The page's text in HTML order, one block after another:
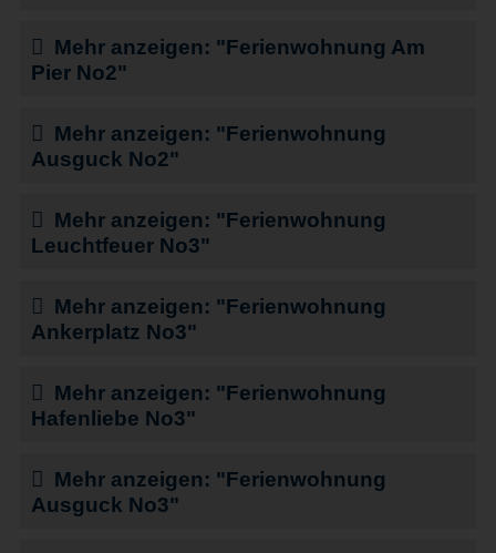
Mehr anzeigen: "Ferienwohnung Am
Pier No2"
Mehr anzeigen: "Ferienwohnung
Ausguck No2"
Mehr anzeigen: "Ferienwohnung
Leuchtfeuer No3"
Mehr anzeigen: "Ferienwohnung
Ankerplatz No3"
Mehr anzeigen: "Ferienwohnung
Hafenliebe No3"
Mehr anzeigen: "Ferienwohnung
Ausguck No3"